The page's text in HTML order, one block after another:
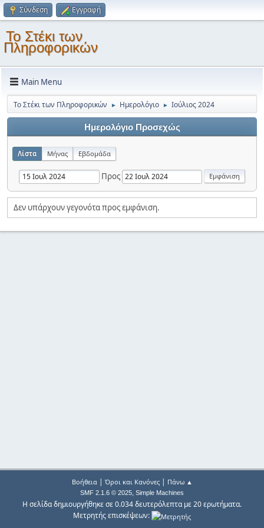
Σύνδεση Εγγραφή
Το Στέκι των
Πληροφορικών
Main Menu
Το Στέκι των Πληροφορικών ► Ημερολόγιο ► Ιούλιος 2024
Ημερολόγιο Προσεχώς
Λίστα Μήνας Εβδομάδα
Προς
Δεν υπάρχουν γεγονότα προς εμφάνιση.
Βοήθεια| Όροι και Κανόνες| Πάνω ▲
SMF 2.1.6 © 2025, Simple Machines
Η σελίδα δημιουργήθηκε σε 0.034 δευτερόλεπτα με 20 ερωτήματα.
Μετρητής επισκέψεων: